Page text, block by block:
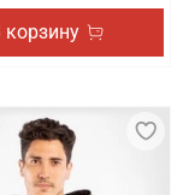
корзину